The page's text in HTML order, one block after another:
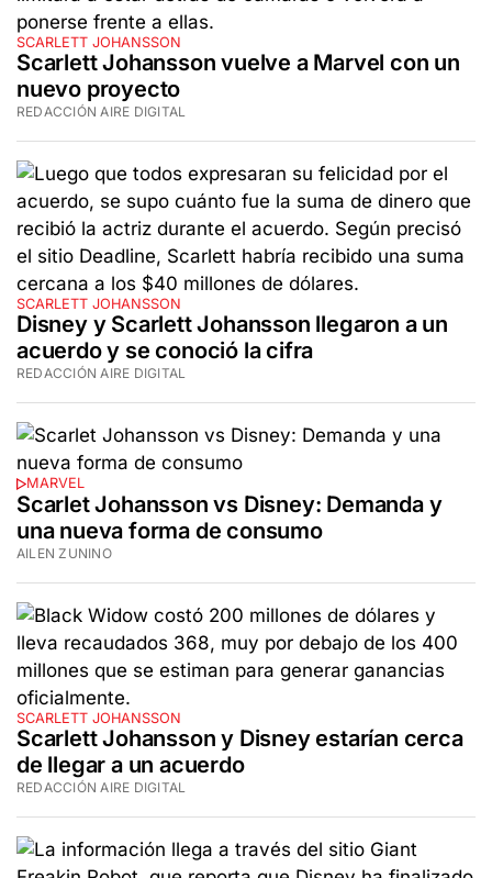
SCARLETT JOHANSSON
Scarlett Johansson vuelve a Marvel con un
nuevo proyecto
REDACCIÓN AIRE DIGITAL
SCARLETT JOHANSSON
Disney y Scarlett Johansson llegaron a un
acuerdo y se conoció la cifra
REDACCIÓN AIRE DIGITAL
MARVEL
Scarlet Johansson vs Disney: Demanda y
una nueva forma de consumo
AILEN ZUNINO
SCARLETT JOHANSSON
Scarlett Johansson y Disney estarían cerca
de llegar a un acuerdo
REDACCIÓN AIRE DIGITAL